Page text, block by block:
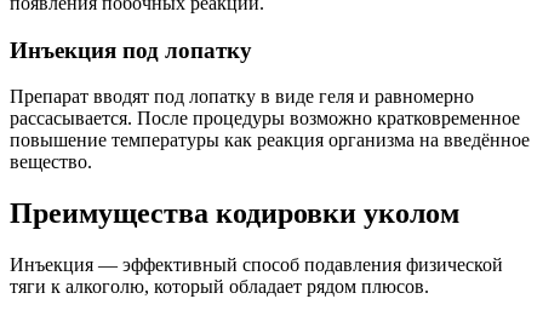
Инъекция под лопатку
Препарат вводят под лопатку в виде геля и равномерно
рассасывается. После процедуры возможно кратковременное
повышение температуры как реакция организма на введённое
вещество.
Преимущества кодировки уколом
Инъекция — эффективный способ подавления физической
тяги к алкоголю, который обладает рядом плюсов.